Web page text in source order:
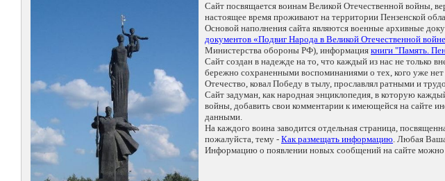
Сайт посвящается воинам Великой Отечественной войны,
настоящее время проживают на территории Пензенской
Основой наполнения сайта являются военные архивные
документов «Подвиг Народа в Великой Отечественной
Министерства обороны РФ), информация книги "Память.
Сайт создан в надежде на то, что каждый из нас не
бережно сохраненными воспоминаниями о тех, кого уже
Отечество, ковал Победу в тылу, прославлял ратными и
Сайт задуман, как народная энциклопедия, в которую
войны, добавить свои комментарии к имеющейся на сайте
данными.
На каждого воина заводится отдельная страница,
пожалуйста, тему - Как размещать информацию. Любая Ваша
Информацию о появлении новых сообщений на сайте можно